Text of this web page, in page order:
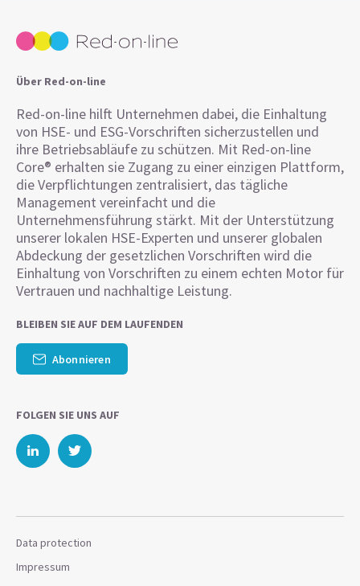
Über Red-on-line
Red-on-line hilft Unternehmen dabei, die Einhaltung
von HSE- und ESG-Vorschriften sicherzustellen und
ihre Betriebsabläufe zu schützen. Mit Red-on-line
Core® erhalten sie Zugang zu einer einzigen Plattform,
die Verpflichtungen zentralisiert, das tägliche
Management vereinfacht und die
Unternehmensführung stärkt. Mit der Unterstützung
unserer lokalen HSE-Experten und unserer globalen
Abdeckung der gesetzlichen Vorschriften wird die
Einhaltung von Vorschriften zu einem echten Motor für
Vertrauen und nachhaltige Leistung.
BLEIBEN SIE AUF DEM LAUFENDEN
Abonnieren
FOLGEN SIE UNS AUF
Data protection
Impressum